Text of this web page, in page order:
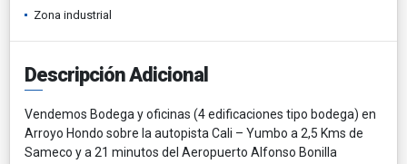
Zona industrial
Descripción Adicional
Vendemos Bodega y oficinas (4 edificaciones tipo bodega) en
Arroyo Hondo sobre la autopista Cali – Yumbo a 2,5 Kms de
Sameco y a 21 minutos del Aeropuerto Alfonso Bonilla